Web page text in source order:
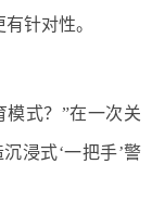
针对性。
式？”在一次关
浸式‘一把手’警